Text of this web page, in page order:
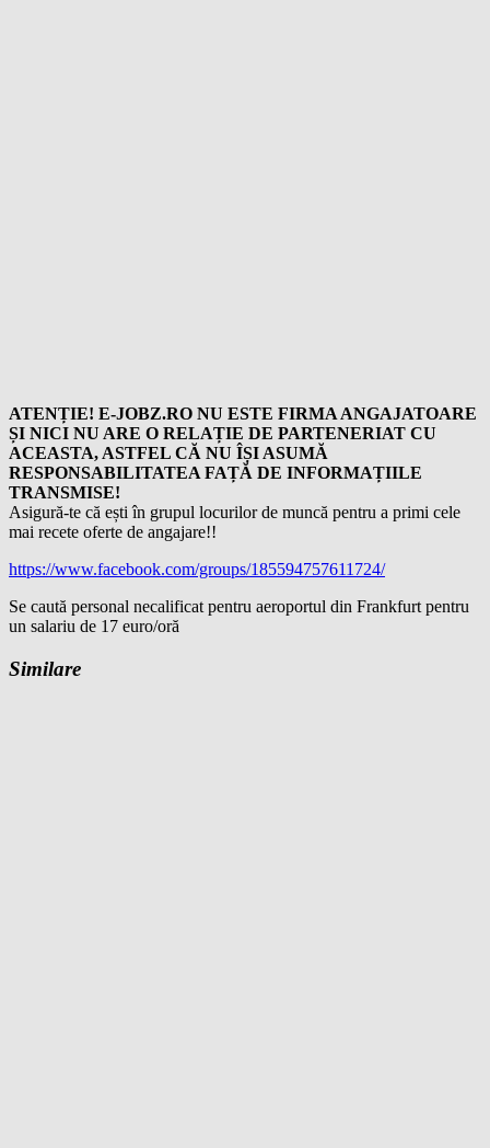
ATENȚIE! E-JOBZ.RO NU ESTE FIRMA ANGAJATOARE
ȘI NICI NU ARE O RELAȚIE DE PARTENERIAT CU
ACEASTA, ASTFEL CĂ NU ÎȘI ASUMĂ
RESPONSABILITATEA FAȚĂ DE INFORMAȚIILE
TRANSMISE!
Asigură-te că ești în grupul locurilor de muncă pentru a primi cele
mai recete oferte de angajare!!
https://www.facebook.com/groups/185594757611724/
Se caută personal necalificat pentru aeroportul din Frankfurt pentru
un salariu de 17 euro/oră
Similare